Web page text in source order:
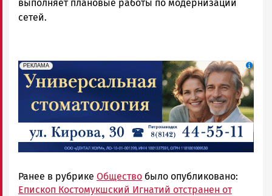
выполняет плановые работы по модернизации
сетей.
erid: 2SDnjdpiKp6
РЕКЛАМА
Реклама
Ранее в рубрике Общество было опубликовано:
Епископ Костомукшский Игнатий отстранен от